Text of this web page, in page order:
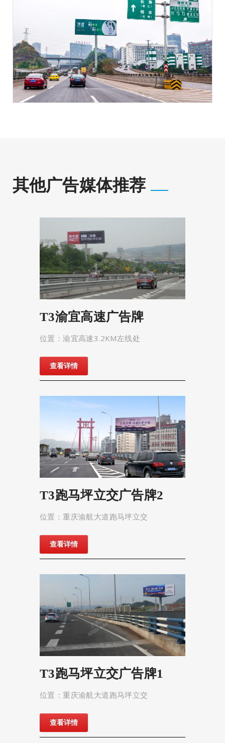
其他广告媒体推荐
T3渝宜高速广告牌
位置：渝宜高速3.2KM左线处
查看详情
T3跑马坪立交广告牌2
位置：重庆渝航大道跑马坪立交
查看详情
T3跑马坪立交广告牌1
位置：重庆渝航大道跑马坪立交
查看详情